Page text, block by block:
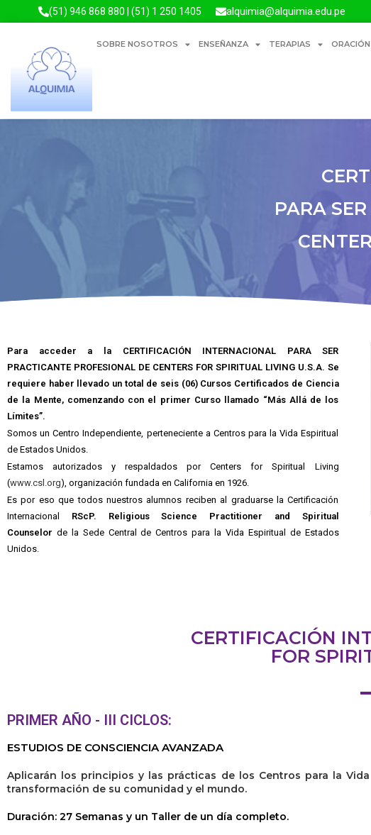
(51) 946 868 880 | (51) 1 250 1405 alquimia@alquimia.edu.pe
SOBRE NOSOTROS ENSEÑANZA TERAPIAS
PARA
Para acceder a la CERTIFICACIÓN INTERNACIONAL PARA SER
PRACTICANTE PROFESIONAL DE CENTERS FOR SPIRITUAL LIVING U.S.A. Se
requiere haber llevado un total de seis (06) Cursos Certificados de Ciencia
de la Mente, comenzando con el primer Curso llamado “Más Allá de los
Límites”.
Somos un Centro Independiente, perteneciente a Centros para la Vida Espiritual
de Estados Unidos.
Estamos autorizados y respaldados por Centers for Spiritual Living
(www.csl.org), organización fundada en California en 1926.
Es por eso que todos nuestros alumnos reciben al graduarse la Certificación
Internacional RScP. Religious Science Practitioner and Spiritual
Counselor de la Sede Central de Centros para la Vida Espiritual de Estados
Unidos.
CERTIFICACIÓN
FOR
PRIMER AÑO - III CICLOS:
ESTUDIOS DE CONSCIENCIA AVANZADA
Aplicarán los principios y las prácticas de los Centros para la
transformación de su comunidad y el mundo.
Duración: 27 Semanas y un Taller de un día completo.